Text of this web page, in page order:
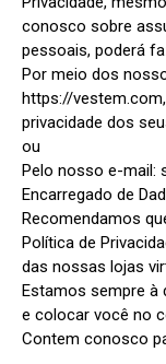
conosco sobre
pessoais, poderá
Por meio dos
https://
privacidade dos
ou
Pelo nosso e-mail:
Encarregado de
Recomendamos
Política de
das nossas lojas
Estamos sempre à
e colocar você no
Contem conosco